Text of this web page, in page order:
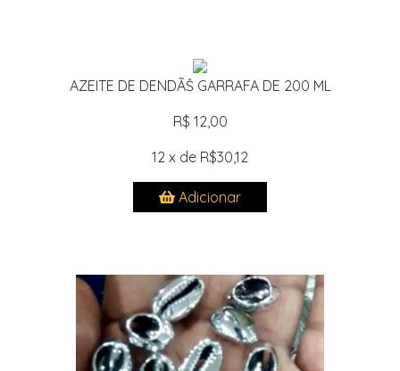
AZEITE DE DENDÃŠ GARRAFA DE 200 ML
R$ 12,00
12 x de R$30,12
Adicionar